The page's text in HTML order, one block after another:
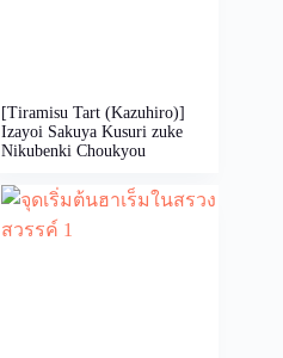
[Tiramisu Tart (Kazuhiro)]
Izayoi Sakuya Kusuri zuke
Nikubenki Choukyou